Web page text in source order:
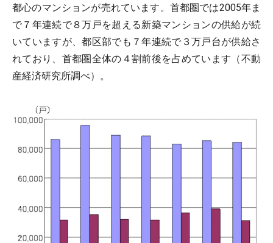
都心のマンションが売れています。首都圏では2005年ま
で７年連続で８万戸を超える新築マンションの供給が続
いていますが、都区部でも７年連続で３万戸台が供給さ
れており、首都圏全体の４割前後を占めています（不動
産経済研究所調べ）。